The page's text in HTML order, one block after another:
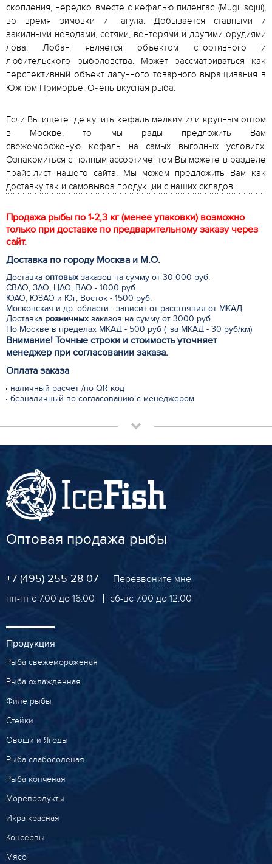
скопления, нередко вместе с кефалью пиленгас (Mugil sojui),
во время зимовки и нагула. Добывается ставными и
закидными неводами, сетями, вентерями и другими орудиями
лова. Лобан является объектом спортивного и
любительского рыболовства. Может рассматриваться как
перспективный объект лагунного товарного выращивания в
Южном Приморье. Очень вкусная рыба.
Если Вы ищете где купить кефаль мелким или крупным оптом
в Москве, то мы рады предложить Вам
свежемороженую кефаль на самых выгодных условиях.
Ознакомиться с полным ассортиментом Вы можете в разделе
прайс-лист нашего сайта. Мы можем предложить Вам как
доставку так и самовывоз продукции с наших складов.
Продажа рыбы по 1-2,3 кг (менее упаковки) возможно
только при доставке по предварительному заказу через
сайт.
Доставка по городу Москва и М.О.
Доставка оптовыхзаказов на сумму от 30 000 руб.
СВАО, ЗАО, ЦАО, ВАО - 1000 руб.
ЮАО, ЮЗАО и Юг, Восток - 1500 руб.
Московская и др. области - зависит от расстояния от МКАД
Доставка розничныхзаказов на сумму от 3000 руб.
По Москве в пределах МКАД - 500 руб (+за МКАД - 30 руб/км)
Внимание! Точные строки и стоимость уточняет
менеджер при согласовании заказа.
Оплата заказа
наличный расчет /по QR код
безналичный по согласованию с менеджером
Оптовая продажа рыбы
+7 (495) 255 28 07
Перезвоните мне
пн-пт с 7.00 до 16.00
сб-вс 7.00 до 12.00
Продукция
Рыба свежемороженая
Рыба охлажденная
Филе рыбы
Стейки
Овощи и Ягоды
Рыба слабосоленая
Рыба копченая
Морепродукты
Икра красная
Консервы
Мясо